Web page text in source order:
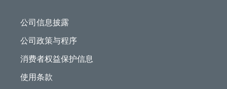
公司信息披露
公司政策与程序
消费者权益保护信息
使用条款